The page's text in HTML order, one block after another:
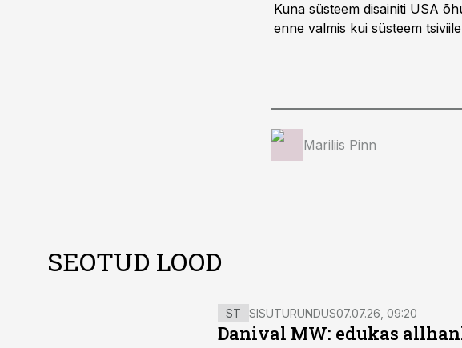
Kuna süsteem disainiti USA
enne valmis kui süsteem
Mariliis Pinn
SEOTUD LOOD
ST SISUTURUNDUS07.07.26, 09:20
Danival MW: edukas